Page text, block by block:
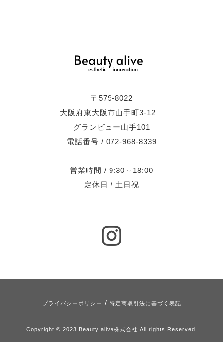
〒579-8022
大阪府東大阪市山手町3-12
グランビュー山手101
電話番号 / 072-968-8339
営業時間 / 9:30～18:00
定休日 / 土日祝
プライバシーポリシー / 特定商取引法に基づく表記
Copyright © 2023 Beauty alive株式会社 All rights Reserved.